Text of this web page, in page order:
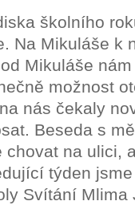
školního
Na Mikuláše k
Mikuláše
možnost
nás čekaly
Beseda s
chovat na ulici,
týden
Svítání Mlima